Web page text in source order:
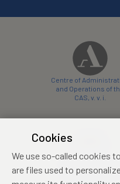
Centre of
and Operations of
CAS, v. v. i.
conference centre
Cookies
We use so-called cookies
are files used to